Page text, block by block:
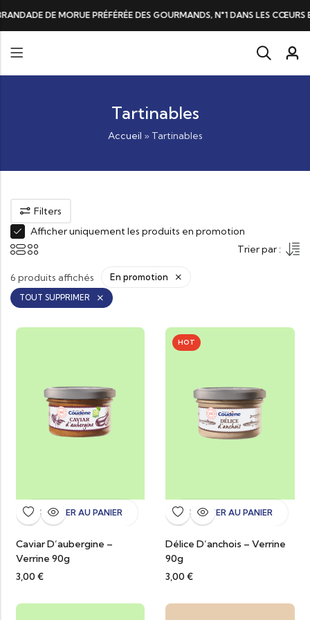
DE MORUE PRÉFÉRÉE DES GOURMANDS, N°1 DANS LES CŒURS ET
Tartinables
Accueil » Tartinables
Filters
Afficher uniquement les produits en promotion
Trier par :
6 produits affichés En promotion
TOUT SUPPRIMER
AJOUTER AU PANIER
Caviar D’aubergine –
Verrine 90g
3,00 €
HOT
AJOUTER AU PANIER
Délice D’anchois – Verrine
90g
3,00 €